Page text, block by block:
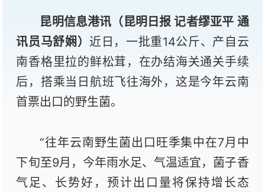
昆明信息港讯（昆明日报 记者缪亚平 通
讯员马舒娴 ） 近日，一批重14公斤、产自云
南香格里拉的鲜松茸，在办结海关通关手续
后，搭乘当日航班飞往海外，这是今年云南
首票出口的野生菌。
“往年云南野生菌出口旺季集中在7月中
下旬至9月，今年雨水足、气温适宜，菌子香
气足、长势好，预计出口量将保持增长态